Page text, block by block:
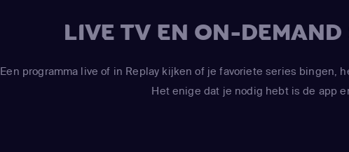
LIVE TV EN ON-DEMAND
Een programma live of in Replay kijken of je favoriete series bingen,
Het enige dat je nodig hebt is de app